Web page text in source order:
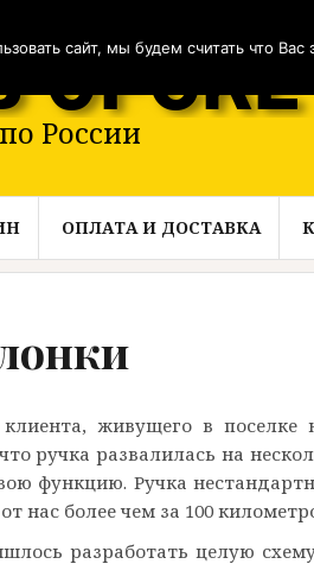
России
ОПЛАТА И ДОСТАВКА
живущего в поселке
ручка развалилась на
функцию. Ручка
нас более чем за 100
разработать целую
сайт, мы будем считать что Вас